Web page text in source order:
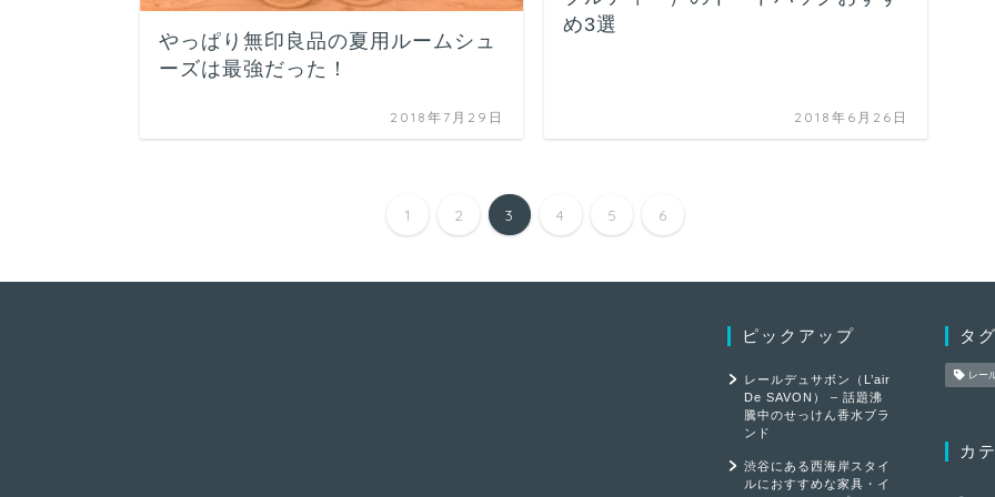
やっぱり無印良品の夏用ルームシュ
ーズは最強だった！
2018年7月29日
め3選
2018年6月26日
1 2 3 4 5 6
ピックアップ
レールデュサボン（L’air
De SAVON） – 話題沸
騰中のせっけん香水ブラ
ンド
渋谷にある西海岸スタイ
ルにおすすめな家具・イ
タグ
レー
カ